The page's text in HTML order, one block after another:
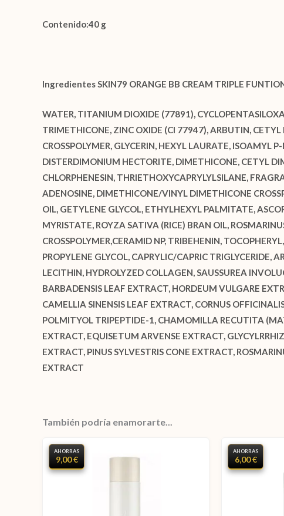
Contenido:40 g
Ingredientes SKIN79 ORANGE BB CREAM TRIPLE
WATER, TITANIUM DIOXIDE (77891),
TRIMETHICONE, ZINC OXIDE (CI 77947), ARBUTIN,
CROSSPOLYMER, GLYCERIN, HEXYL LAURATE, ISOAMYL
DISTERDIMONIUM HECTORITE, DIMETHICONE, CETYL
CHLORPHENESIN, THRIETHOXYCAPRYLYLSILANE,
ADENOSINE, DIMETHICONE/VINYL DIMETHICONE
OIL, GETYLENE GLYCOL, ETHYLHEXYL PALMITATE,
MYRISTATE, ROYZA SATIVA (RICE) BRAN OIL,
CROSSPOLYMER,CERAMID NP, TRIBEHENIN,
PROPYLENE GLYCOL, CAPRYLIC/CAPRIC TRIGLYCERIDE,
LECITHIN, HYDROLYZED COLLAGEN, SAUSSUREA
BARBADENSIS LEAF EXTRACT, HORDEUM VULGARE
CAMELLIA SINENSIS LEAF EXTRACT, CORNUS
POLMITYOL TRIPEPTIDE-1, CHAMOMILLA RECUTITA
EXTRACT, EQUISETUM ARVENSE EXTRACT,
EXTRACT, PINUS SYLVESTRIS CONE EXTRACT,
EXTRACT
También podría enamorarte...
AHORRAS
9,00 €
AHORRAS
6,00 €